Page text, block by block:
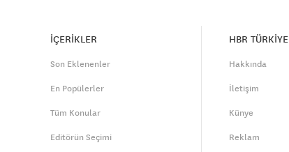
İÇERİKLER
Son Eklenenler
En Popülerler
Tüm Konular
Editörün Seçimi
HBR TÜRKİYE
Hakkında
İletişim
Künye
Reklam